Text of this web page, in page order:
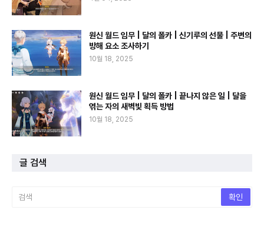
원신 월드 임무 | 달의 폴카 | 신기루의 선물 | 주변의
방해 요소 조사하기
10월 18, 2025
원신 월드 임무 | 달의 폴카 | 끝나지 않은 일 | 달을
엮는 자의 새벽빛 획득 방법
10월 18, 2025
글 검색